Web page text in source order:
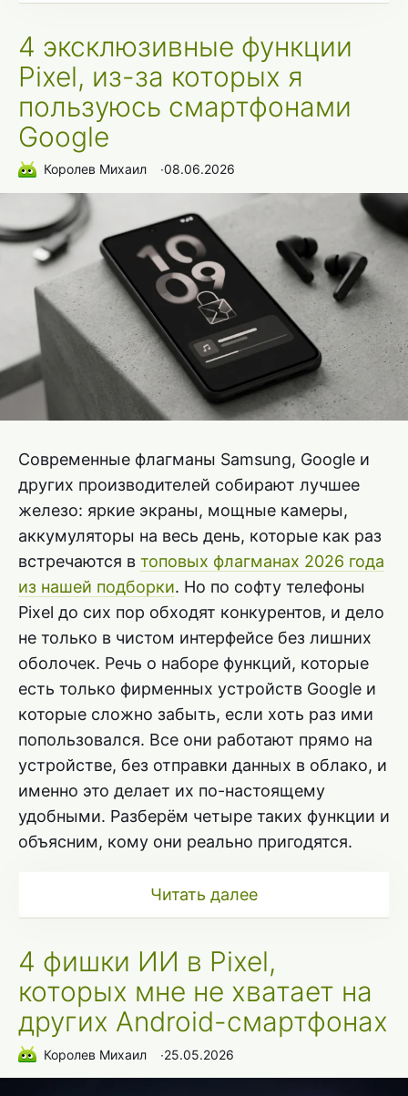
4 эксклюзивные функции
Pixel, из-за которых я
пользуюсь смартфонами
Google
Королев Михаил ∙08.06.2026
Современные флагманы Samsung, Google и
других производителей собирают лучшее
железо: яркие экраны, мощные камеры,
аккумуляторы на весь день, которые как раз
встречаются в топовых флагманах 2026 года
из нашей подборки. Но по софту телефоны
Pixel до сих пор обходят конкурентов, и дело
не только в чистом интерфейсе без лишних
оболочек. Речь о наборе функций, которые
есть только фирменных устройств Google и
которые сложно забыть, если хоть раз ими
попользовался. Все они работают прямо на
устройстве, без отправки данных в облако, и
именно это делает их по-настоящему
удобными. Разберём четыре таких функции и
объясним, кому они реально пригодятся.
Читать далее
4 фишки ИИ в Pixel,
которых мне не хватает на
других Android-смартфонах
Королев Михаил ∙25.05.2026